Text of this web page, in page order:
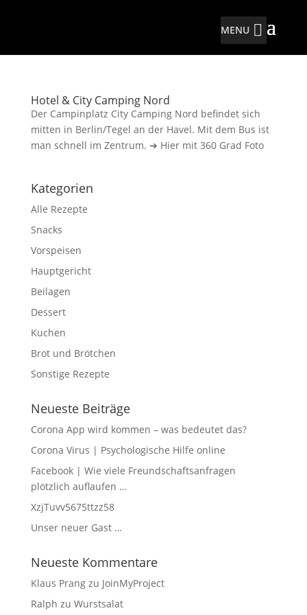
MENU
Hotel & City Camping Nord
Der Campinplatz City Camping Nord befindet sich
mitten in Berlin/Tegel an der Havel. Mit dem Bus ist
man schnell im Zentrum. ➔ Hier mit 360 Grad Foto
Kategorien
Alle Rezepte
Snacks
Vorspeisen
Hauptgericht
Beilagen
Dessert
Kuchen
Brot und Brötchen
Sonstige Rezepte
Neueste Beiträge
Corona App wird kommen – was bedeutet das?
Corona Virus | Psychologische Hilfe online
Facebook | Wie viele Freundschaftsanfragen
plötzlich auflaufen …
XzjTuvv5675ttzz58
Unser neuer Gast …
Neueste Kommentare
Klaus Prangzu JoinMyProject
Ralph zu Wurstsalat